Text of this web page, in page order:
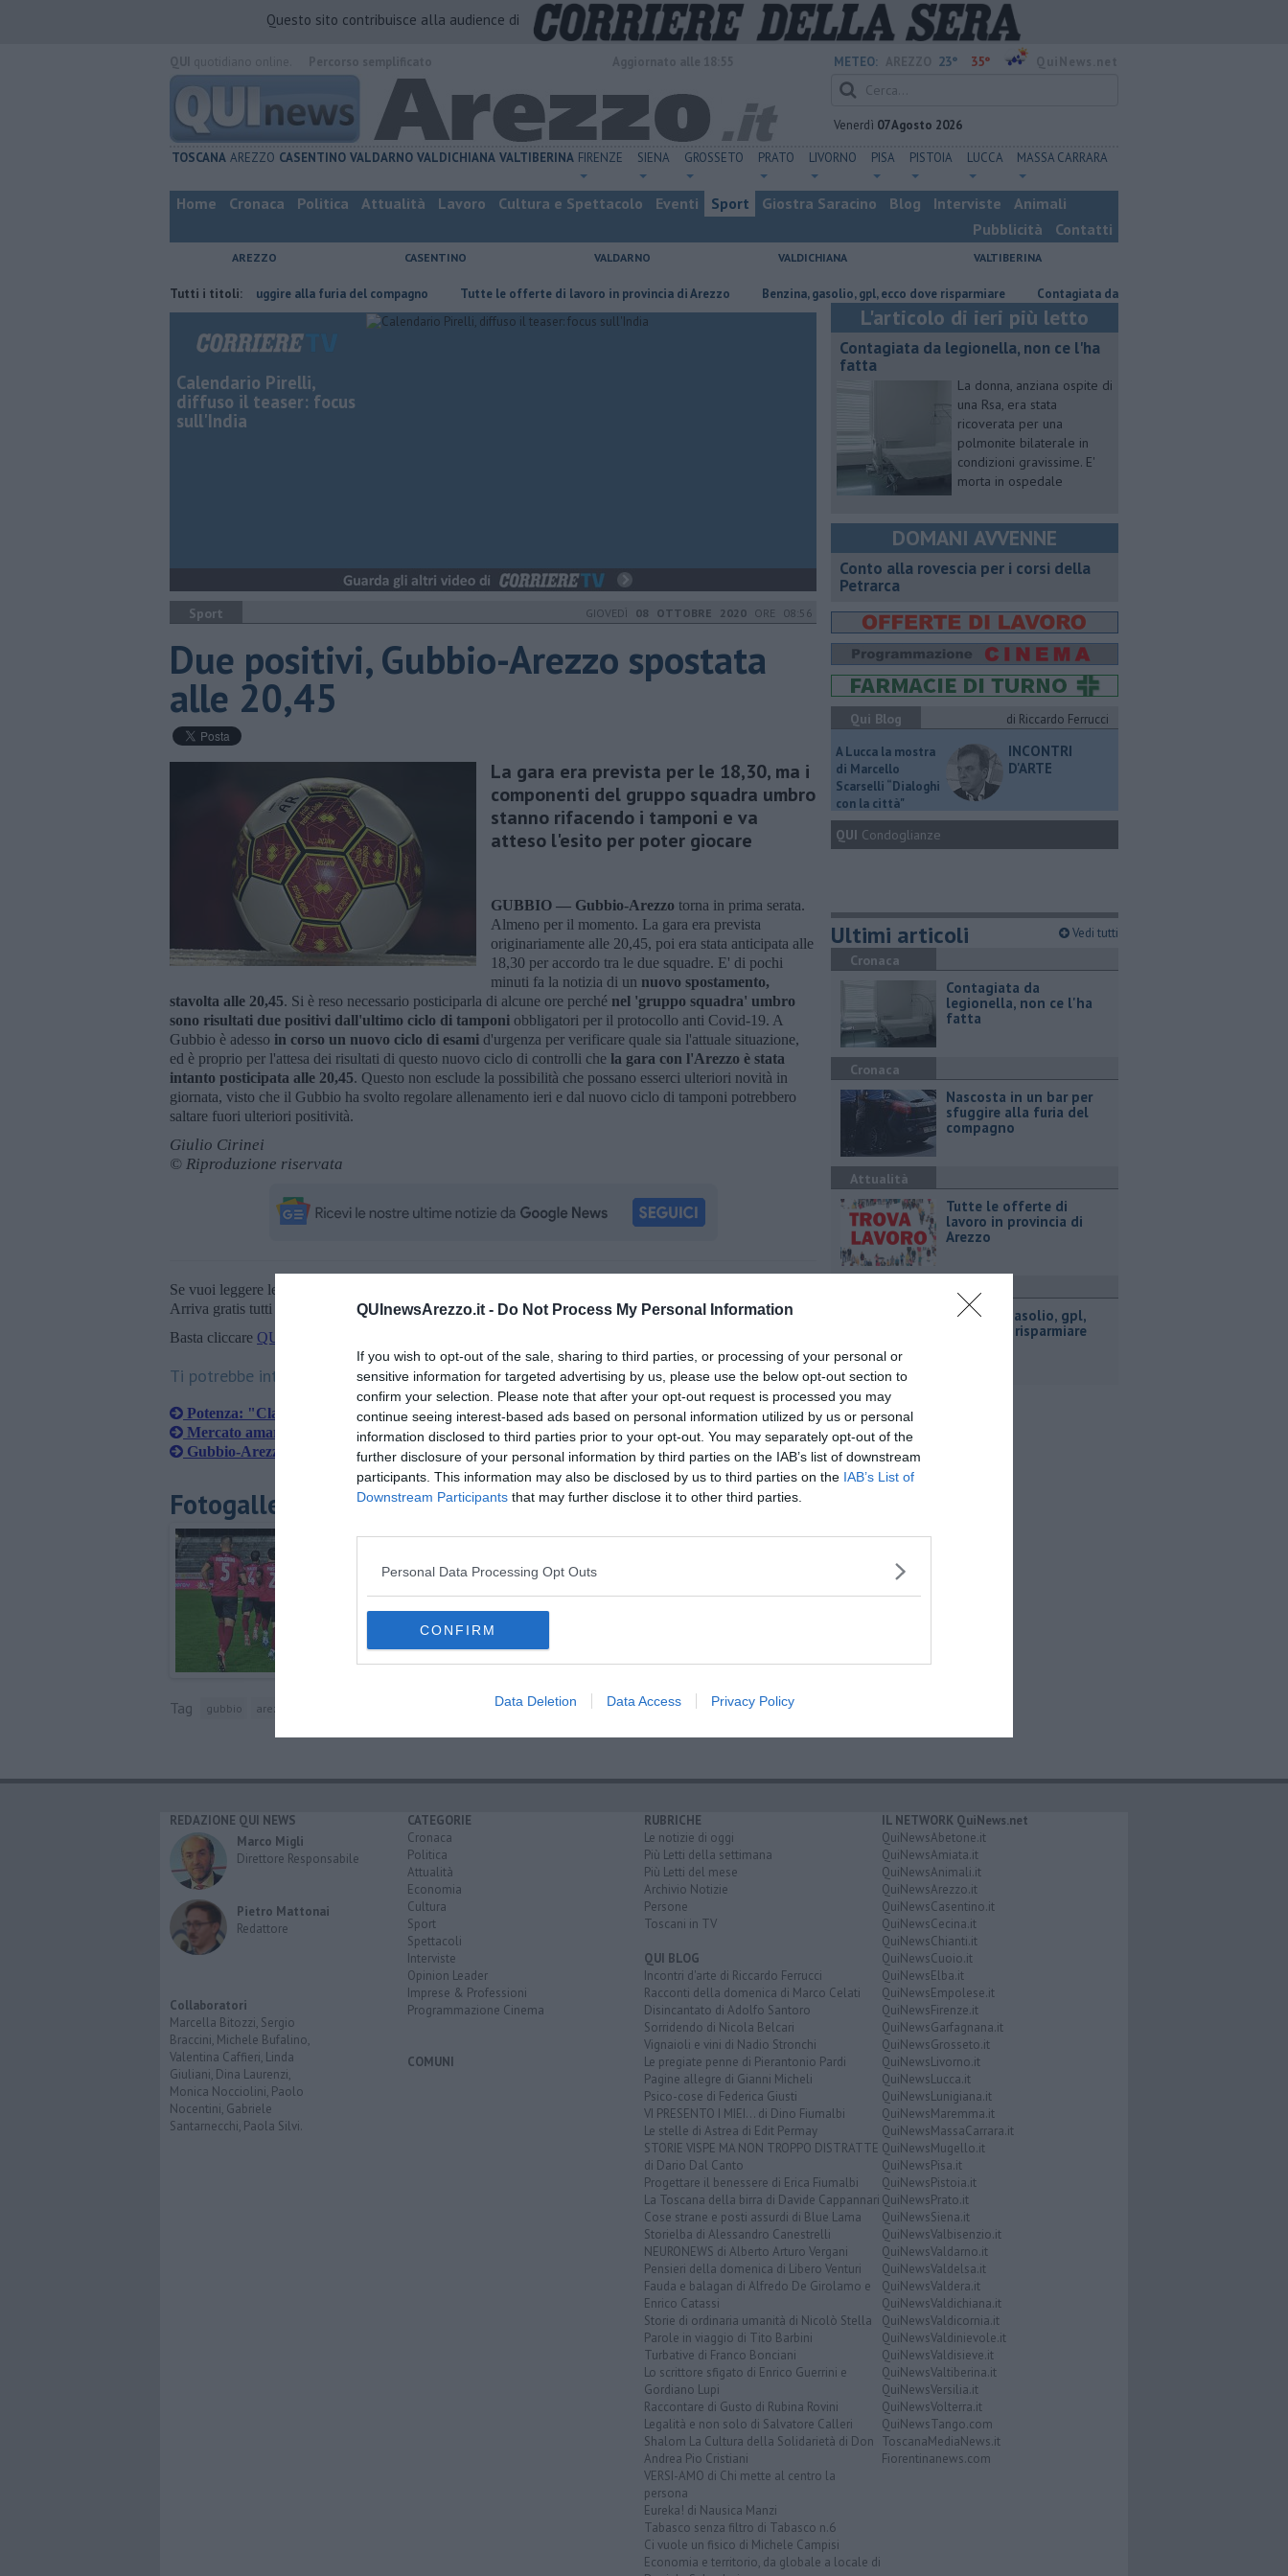
QUInewsArezzo.it - Do Not Process My Personal Information
If you wish to opt-out of the sale, sharing to third parties, or processing of your personal or
sensitive information for targeted advertising by us, please use the below opt-out section to
confirm your selection. Please note that after your opt-out request is processed you may
continue seeing interest-based ads based on personal information utilized by us or personal
information disclosed to third parties prior to your opt-out. You may separately opt-out of the
further disclosure of your personal information by third parties on the IAB’s list of downstream
participants. This information may also be disclosed by us to third parties on the IAB’s List of
Downstream Participants that may further disclose it to other third parties.
Personal Data Processing Opt Outs
CONFIRM
Data Deletion Data Access Privacy Policy
Questo sito contribuisce alla audience di
METEO: 23° 35°
Venerdì 07 Agosto 2026
TOSCANA AREZZO CASENTINO VALDARNO VALDICHIANA VALTIBERINA FIRENZE SIENA GROSSETO PRATO LIVORNO PISA PISTOIA LUCCA MASSA CARRARA
Home Cronaca Politica Attualità Lavoro Cultura e Spettacolo Eventi Sport Giostra Saracino Blog Interviste
Animali
Pubblicità
Contatti
AREZZO CASENTINO VALDARNO VALDICHIANA VALTIBERINA
Tutti i titoli:
Nascosta in un bar per sfuggire alla furia del compagno ​Tutte le offerte di lavoro in provincia di Arezzo ​Benzina, gasolio, gpl, ecco dove risparmiare Contagiata da legionella, non ce l'ha fatta
Calendario Pirelli,
diffuso il teaser: focus
sull'India
Sport GIOVEDÌ 08 OTTOBRE 2020 ORE 08:56
Due positivi, Gubbio-Arezzo spostata
alle 20,45
La gara era prevista per le 18,30, ma i
componenti del gruppo squadra umbro
stanno rifacendo i tamponi e va
atteso l'esito per poter giocare
GUBBIO — Gubbio-Arezzo torna in prima serata.
Almeno per il momento. La gara era prevista
originariamente alle 20,45, poi era stata anticipata alle
18,30 per accordo tra le due squadre. E' di pochi
minuti fa la notizia di un nuovo spostamento,
stavolta alle 20,45. Si è reso necessario posticiparla di alcune ore perché nel 'gruppo squadra' umbro
sono risultati due positivi dall'ultimo ciclo di tamponi obbligatori per il protocollo anti Covid-19. A
Gubbio è adesso in corso un nuovo ciclo di esami d'urgenza per verificare quale sia l'attuale situazione,
ed è proprio per l'attesa dei risultati di questo nuovo ciclo di controlli che la gara con l'Arezzo è stata
intanto posticipata alle 20,45. Questo non esclude la possibilità che possano esserci ulteriori novità in
giornata, visto che il Gubbio ha svolto regolare allenamento ieri e dal nuovo ciclo di tamponi potrebbero
saltare fuori ulteriori positività.
Giulio Cirinei
© Riproduzione riservata
Se vuoi leggere le notizie principali della Toscana iscriviti alla
Arriva gratis tutti i giorni alle 20:00 direttamente nella tua casella di posta.
Basta cliccare QUI
Ti potrebbe interessare anche:
Potenza: "Classifica bugiarda, occhio al Gubbio"
Mercato amaranto, altri due colpi per l'Arezzo
Gubbio-Arezzo: arbitra Cascone di Nocera Inferiore
Fotogallery
Tag gubbio arezzo
L'articolo di ieri più letto
Contagiata da legionella, non ce l'ha
fatta
La donna, anziana ospite di
una Rsa, era stata
ricoverata per una
polmonite bilaterale in
condizioni gravissime. E'
morta in ospedale
DOMANI AVVENNE
​Conto alla rovescia per i corsi della
Petrarca
Qui Blog
di Riccardo Ferrucci
A Lucca la mostra
di Marcello
Scarselli “Dialoghi
con la città"
INCONTRI
D'ARTE
QUI Condoglianze
Ultimi articoli Vedi tutti
Cronaca
Contagiata da
legionella, non ce l'ha
fatta
Cronaca
Nascosta in un bar per
sfuggire alla furia del
compagno
Attualità
​Tutte le offerte di
lavoro in provincia di
Arezzo
​Benzina, gasolio, gpl,
ecco dove risparmiare
REDAZIONE QUI NEWS
Marco Migli
Direttore Responsabile
Pietro Mattonai
Redattore
Collaboratori
Marcella Bitozzi, Sergio
Braccini, Michele Bufalino,
Valentina Caffieri, Linda
Giuliani, Dina Laurenzi,
Monica Nocciolini, Paolo
Nocentini, Gabriele
Santarnecchi, Paola Silvi.
CATEGORIE
Cronaca
Politica
Attualità
Economia
Cultura
Sport
Spettacoli
Interviste
Opinion Leader
Imprese & Professioni
Programmazione Cinema
COMUNI
RUBRICHE
Le notizie di oggi
Più Letti della settimana
Più Letti del mese
Archivio Notizie
Persone
Toscani in TV
QUI BLOG
Incontri d'arte di Riccardo Ferrucci
Racconti della domenica di Marco Celati
Disincantato di Adolfo Santoro
Sorridendo di Nicola Belcari
Vignaioli e vini di Nadio Stronchi
Le pregiate penne di Pierantonio Pardi
Pagine allegre di Gianni Micheli
Psico-cose di Federica Giusti
VI PRESENTO I MIEI... di Dino Fiumalbi
Le stelle di Astrea di Edit Permay
STORIE VISPE MA NON TROPPO DISTRATTE
di Dario Dal Canto
Progettare il benessere di Erica Fiumalbi
La Toscana della birra di Davide Cappannari
Cose strane e posti assurdi di Blue Lama
Storielba di Alessandro Canestrelli
NEURONEWS di Alberto Arturo Vergani
Pensieri della domenica di Libero Venturi
Fauda e balagan di Alfredo De Girolamo e
Enrico Catassi
Storie di ordinaria umanità di Nicolò Stella
Parole in viaggio di Tito Barbini
Turbative di Franco Bonciani
Lo scrittore sfigato di Enrico Guerrini e
Gordiano Lupi
Raccontare di Gusto di Rubina Rovini
Legalità e non solo di Salvatore Calleri
Shalom La Cultura della Solidarietà di Don
Andrea Pio Cristiani
VERSI-AMO di Chi mette al centro la
persona
Eureka! di Nausica Manzi
Tabasco senza filtro di Tabasco n.6
Ci vuole un fisico di Michele Campisi
Economia e territorio, da globale a locale di
IL NETWORK QuiNews.net
QuiNewsAbetone.it
QuiNewsAmiata.it
QuiNewsAnimali.it
QuiNewsArezzo.it
QuiNewsCasentino.it
QuiNewsCecina.it
QuiNewsChianti.it
QuiNewsCuoio.it
QuiNewsElba.it
QuiNewsEmpolese.it
QuiNewsFirenze.it
QuiNewsGarfagnana.it
QuiNewsGrosseto.it
QuiNewsLivorno.it
QuiNewsLucca.it
QuiNewsLunigiana.it
QuiNewsMaremma.it
QuiNewsMassaCarrara.it
QuiNewsMugello.it
QuiNewsPisa.it
QuiNewsPistoia.it
QuiNewsPrato.it
QuiNewsSiena.it
QuiNewsValbisenzio.it
QuiNewsValdarno.it
QuiNewsValdelsa.it
QuiNewsValdera.it
QuiNewsValdichiana.it
QuiNewsValdicornia.it
QuiNewsValdinievole.it
QuiNewsValdisieve.it
QuiNewsValtiberina.it
QuiNewsVersilia.it
QuiNewsVolterra.it
QuiNewsTango.com
ToscanaMediaNews.it
Fiorentinanews.com